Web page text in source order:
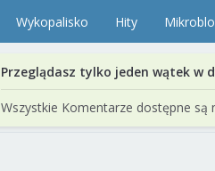
Wykopalisko Hity
Przeglądasz tylko jeden wątek w
Wszystkie Komentarze dostępne są